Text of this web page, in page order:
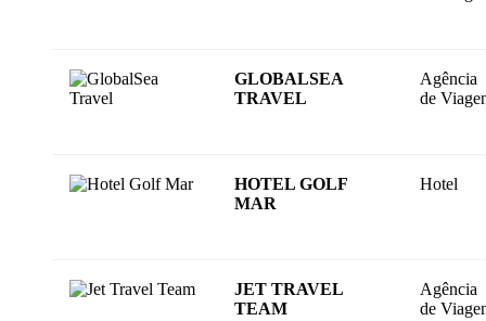
GLOBALSEA
TRAVEL
Agência
de
HOTEL GOLF
MAR
Hotel
JET TRAVEL
TEAM
Agência
de